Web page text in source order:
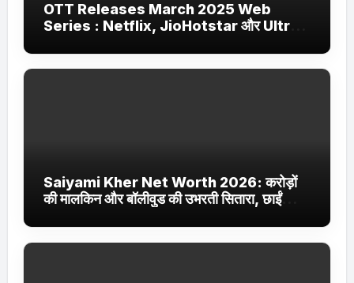
OTT Releases March 2025 Web
Series : Netflix, JioHotstar और Ultra
Saiyami Kher Net Worth 2026: करोड़ों
की मालकिन और बॉलीवुड की उभरती सितारा, छाईं